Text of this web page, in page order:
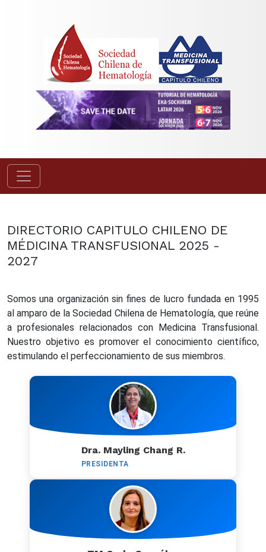
DIRECTORIO CAPITULO CHILENO DE
MÉDICINA TRANSFUSIONAL 2025 -
2027